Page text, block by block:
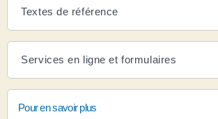
Textes de référence
Services en ligne et formulaires
Pour en savoir plus